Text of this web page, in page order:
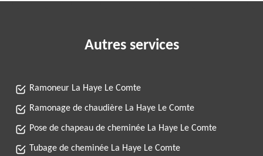
Autres services
Ramoneur La Haye Le Comte
Ramonage de chaudière La Haye Le Comte
Pose de chapeau de cheminée La Haye Le Comte
Tubage de cheminée La Haye Le Comte